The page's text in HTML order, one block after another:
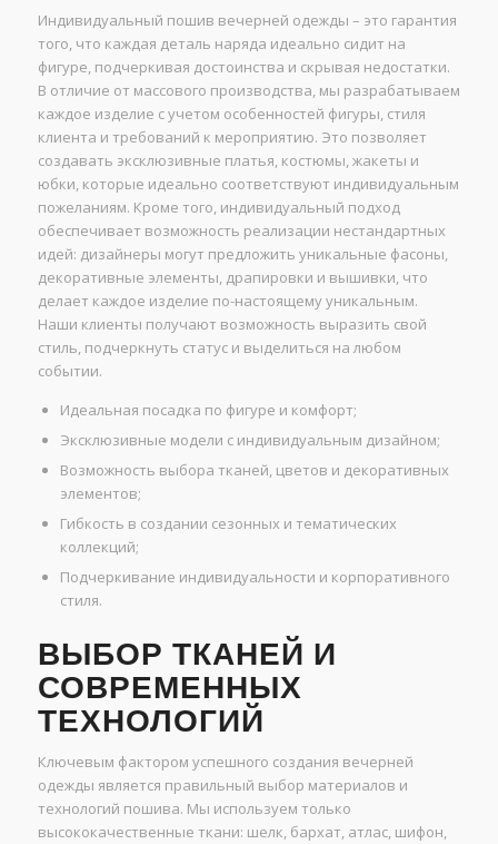
Индивидуальный пошив вечерней одежды – это гарантия
того, что каждая деталь наряда идеально сидит на
фигуре, подчеркивая достоинства и скрывая недостатки.
В отличие от массового производства, мы разрабатываем
каждое изделие с учетом особенностей фигуры, стиля
клиента и требований к мероприятию. Это позволяет
создавать эксклюзивные платья, костюмы, жакеты и
юбки, которые идеально соответствуют индивидуальным
пожеланиям. Кроме того, индивидуальный подход
обеспечивает возможность реализации нестандартных
идей: дизайнеры могут предложить уникальные фасоны,
декоративные элементы, драпировки и вышивки, что
делает каждое изделие по-настоящему уникальным.
Наши клиенты получают возможность выразить свой
стиль, подчеркнуть статус и выделиться на любом
событии.
Идеальная посадка по фигуре и комфорт;
Эксклюзивные модели с индивидуальным дизайном;
Возможность выбора тканей, цветов и декоративных
элементов;
Гибкость в создании сезонных и тематических
коллекций;
Подчеркивание индивидуальности и корпоративного
стиля.
ВЫБОР ТКАНЕЙ И
СОВРЕМЕННЫХ
ТЕХНОЛОГИЙ
Ключевым фактором успешного создания вечерней
одежды является правильный выбор материалов и
технологий пошива. Мы используем только
высококачественные ткани: шелк, бархат, атлас, шифон,